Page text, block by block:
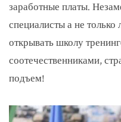
заработные платы.
специалисты а не
открывать школу
соотечественниками,
подъем!